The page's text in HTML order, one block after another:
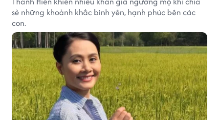
sẻ những khoảnh khắc bình yên, hạnh phúc bên các
con.